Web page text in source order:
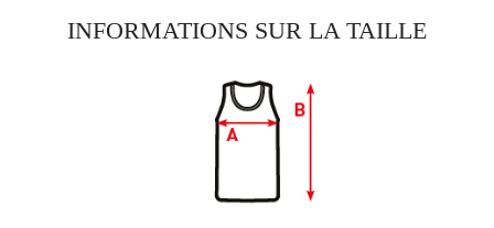
INFORMATIONS SUR LA TAILLE